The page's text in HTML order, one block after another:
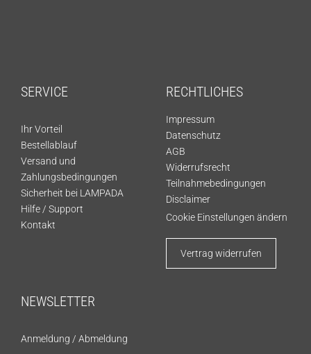
SERVICE
Ihr Vorteil
Bestellablauf
Versand und
Zahlungsbedingungen
Sicherheit bei LAMPADA
Hilfe / Support
Kontakt
RECHTLICHES
Impressum
Datenschutz
AGB
Widerrufsrecht
Teilnahmebedingungen
Disclaimer
Cookie Einstellungen ändern
Vertrag widerrufen
NEWSLETTER
Anmeldung / Abmeldung